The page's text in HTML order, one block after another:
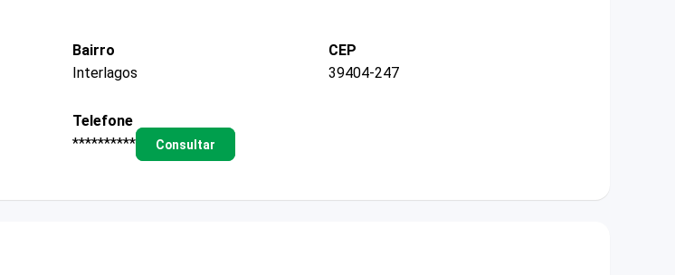
Bairro
Interlagos
CEP
39404-247
Telefone
**********
Consultar